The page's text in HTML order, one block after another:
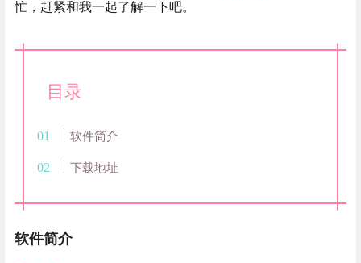
忙，赶紧和我一起了解一下吧。
目录
软件简介
下载地址
软件简介